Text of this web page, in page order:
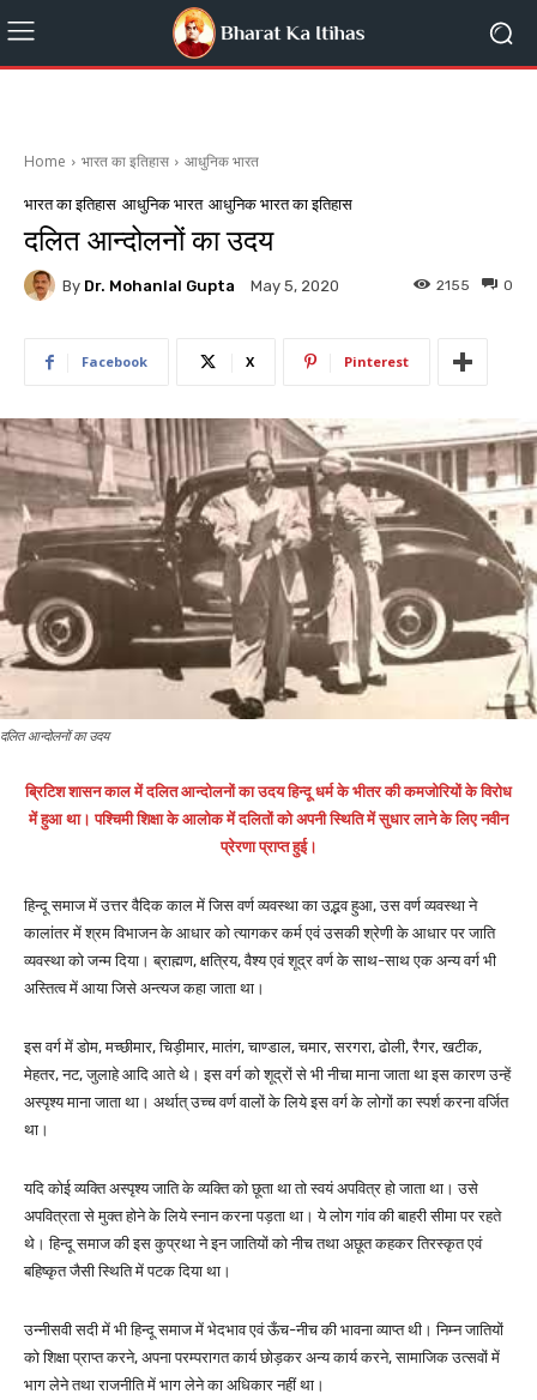
Home भारत का इतिहास आधुनिक भारत
भारत का इतिहास आधुनिक भारत आधुनिक भारत का इतिहास
दलित आन्दोलनों का उदय
By Dr. Mohanlal Gupta May 5, 2020 0
2155
Facebook X Pinterest
दलित आन्दोलनों का उदय
ब्रिटिश शासन काल में दलित आन्दोलनों का उदय हिन्दू धर्म के भीतर की कमजोरियों के विरोध
में हुआ था। पश्चिमी शिक्षा के आलोक में दलितों को अपनी स्थिति में सुधार लाने के लिए नवीन
प्रेरणा प्राप्त हुई।
हिन्दू समाज में उत्तर वैदिक काल में जिस वर्ण व्यवस्था का उद्भव हुआ, उस वर्ण व्यवस्था ने
कालांतर में श्रम विभाजन के आधार को त्यागकर कर्म एवं उसकी श्रेणी के आधार पर जाति
व्यवस्था को जन्म दिया। ब्राह्मण, क्षत्रिय, वैश्य एवं शूद्र वर्ण के साथ-साथ एक अन्य वर्ग भी
अस्तित्व में आया जिसे अन्त्यज कहा जाता था।
इस वर्ग में डोम, मच्छीमार, चिड़ीमार, मातंग, चाण्डाल, चमार, सरगरा, ढोली, रैगर, खटीक,
मेहतर, नट, जुलाहे आदि आते थे। इस वर्ग को शूद्रों से भी नीचा माना जाता था इस कारण उन्हें
अस्पृश्य माना जाता था। अर्थात् उच्च वर्ण वालों के लिये इस वर्ग के लोगों का स्पर्श करना वर्जित
था।
यदि कोई व्यक्ति अस्पृश्य जाति के व्यक्ति को छूता था तो स्वयं अपवित्र हो जाता था। उसे
अपवित्रता से मुक्त होने के लिये स्नान करना पड़ता था। ये लोग गांव की बाहरी सीमा पर रहते
थे। हिन्दू समाज की इस कुप्रथा ने इन जातियों को नीच तथा अछूत कहकर तिरस्कृत एवं
बहिष्कृत जैसी स्थिति में पटक दिया था।
उन्नीसवी सदी में भी हिन्दू समाज में भेदभाव एवं ऊँच-नीच की भावना व्याप्त थी। निम्न जातियों
को शिक्षा प्राप्त करने, अपना परम्परागत कार्य छोड़कर अन्य कार्य करने, सामाजिक उत्सवों में
भाग लेने तथा राजनीति में भाग लेने का अधिकार नहीं था।